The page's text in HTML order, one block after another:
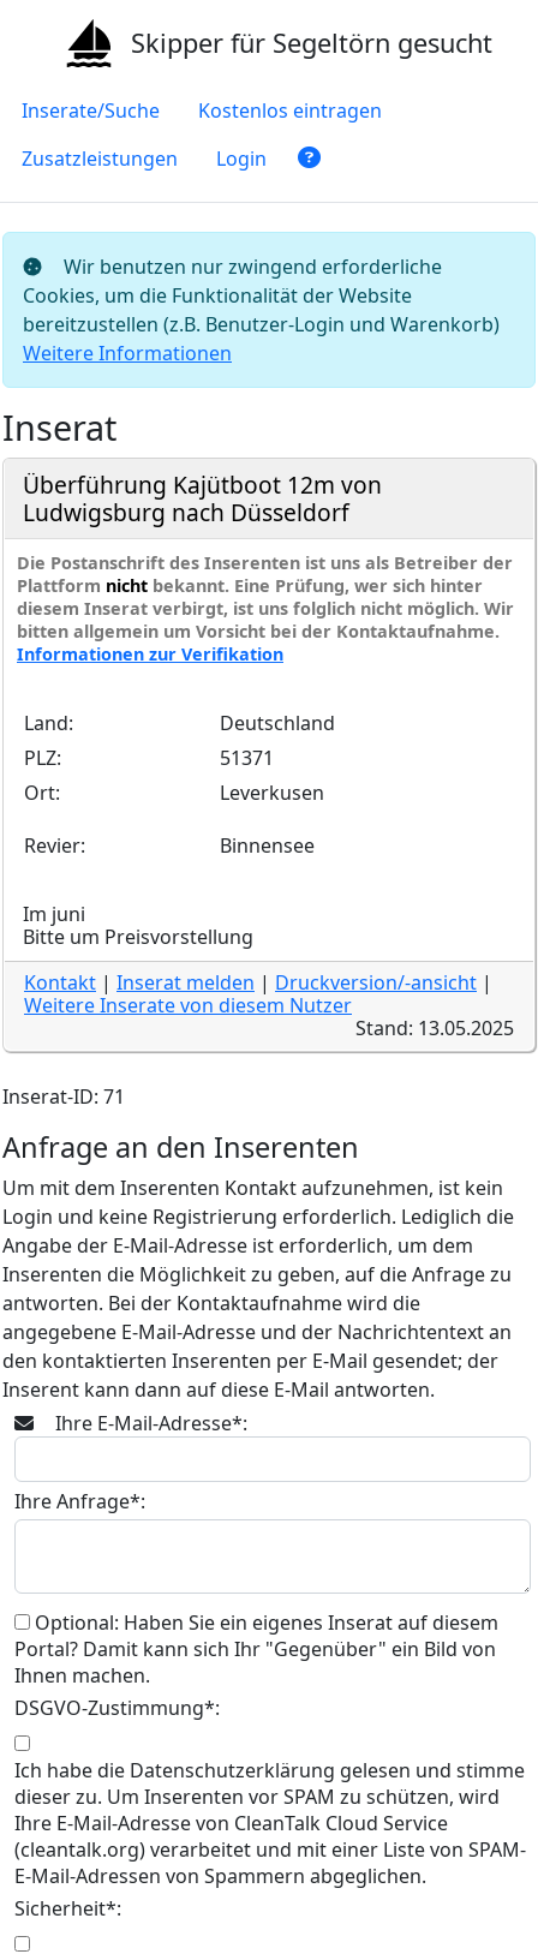
Skipper für Segeltörn gesucht
Inserate/Suche
Kostenlos eintragen
Zusatzleistungen
Login
Wir benutzen nur zwingend erforderliche
Cookies, um die Funktionalität der Website
bereitzustellen (z.B. Benutzer-Login und Warenkorb)
Weitere Informationen
Inserat
Überführung Kajütboot 12m von
Ludwigsburg nach Düsseldorf
Die Postanschrift des Inserenten ist uns als Betreiber der
Plattform nicht bekannt. Eine Prüfung, wer sich hinter
diesem Inserat verbirgt, ist uns folglich nicht möglich. Wir
bitten allgemein um Vorsicht bei der Kontaktaufnahme.
Informationen zur Verifikation
Land:
Deutschland
PLZ:
51371
Ort:
Leverkusen
Revier:
Binnensee
Im juni
Bitte um Preisvorstellung
Kontakt | Inserat melden | Druckversion/-ansicht |
Weitere Inserate von diesem Nutzer
Stand: 13.05.2025
Inserat-ID: 71
Anfrage an den Inserenten
Um mit dem Inserenten Kontakt aufzunehmen, ist kein
Login und keine Registrierung erforderlich. Lediglich die
Angabe der E-Mail-Adresse ist erforderlich, um dem
Inserenten die Möglichkeit zu geben, auf die Anfrage zu
antworten. Bei der Kontaktaufnahme wird die
angegebene E-Mail-Adresse und der Nachrichtentext an
den kontaktierten Inserenten per E-Mail gesendet; der
Inserent kann dann auf diese E-Mail antworten.
Ihre E-Mail-Adresse*:
Ihre Anfrage*:
Optional: Haben Sie ein eigenes Inserat auf diesem
Portal? Damit kann sich Ihr "Gegenüber" ein Bild von
Ihnen machen.
DSGVO-Zustimmung*:
Ich habe die Datenschutzerklärung gelesen und stimme
dieser zu. Um Inserenten vor SPAM zu schützen, wird
Ihre E-Mail-Adresse von CleanTalk Cloud Service
(cleantalk.org) verarbeitet und mit einer Liste von SPAM-
E-Mail-Adressen von Spammern abgeglichen.
Sicherheit*: